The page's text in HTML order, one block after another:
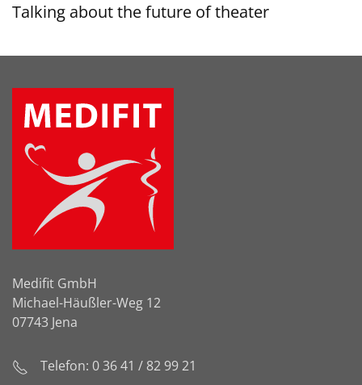
Talking about the future of theater
Medifit GmbH
Michael-Häußler-Weg 12
07743 Jena
Telefon: 0 36 41 / 82 99 21